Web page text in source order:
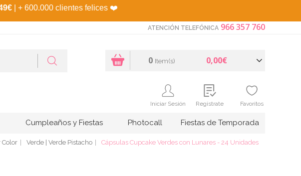
| + 600.000 clientes felices ❤️
ATENCIÓN TELEFÓNICA 966 357 760
0 Item(s) 0,00€
Iniciar Sesión Regístrate Favoritos
Cumpleaños y Fiestas Photocall Fiestas de Temporada
Color Verde | Verde Pistacho Cápsulas Cupcake Verdes con Lunares - 24 Unidades